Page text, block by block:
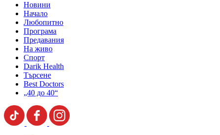
Новини
Начало
Любопитно
Програма
Предавания
На живо
Спорт
Darik Health
Търсене
Best Doctors
„40 до 40“